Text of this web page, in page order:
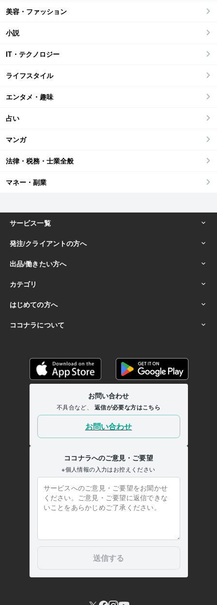
美容・ファッション
小説
IT・テクノロジー
ライフスタイル
エンタメ・趣味
占い
マンガ
法律・税務・士業全般
マネー・副業